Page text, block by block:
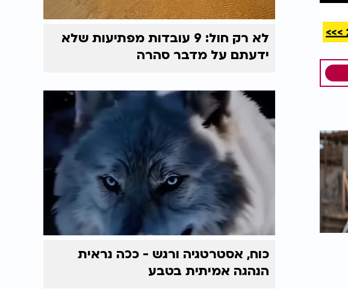
לא רק חול: 9 עובדות מפתיעות שלא
ידעתם על מדבר סהרה
כוח, אסטרטגיה ורגש - ככה נראית
הנהגה אמיתית בטבע